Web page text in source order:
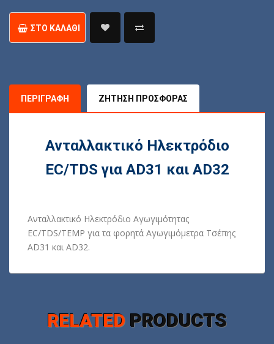
AD31
και
AD32
ποσότητα
ΣΤΟ ΚΑΛΆΘΙ
ΠΕΡΙΓΡΑΦΉ ΖΉΤΗΣΗ ΠΡΟΣΦΟΡΆΣ
Ανταλλακτικό Ηλεκτρόδιο
EC/TDS για AD31 και AD32
Ανταλλακτικό Ηλεκτρόδιο Αγωγιμότητας
EC/TDS/TEMP για τα φορητά Αγωγιμόμετρα Τσέπης
AD31 και AD32.
RELATED PRODUCTS